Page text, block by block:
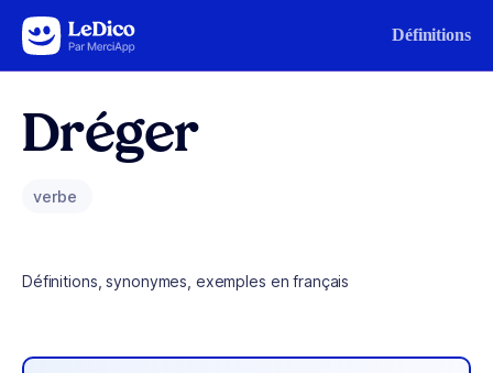
Aller au contenu Définitions
Dréger
verbe
Définitions, synonymes, exemples en français